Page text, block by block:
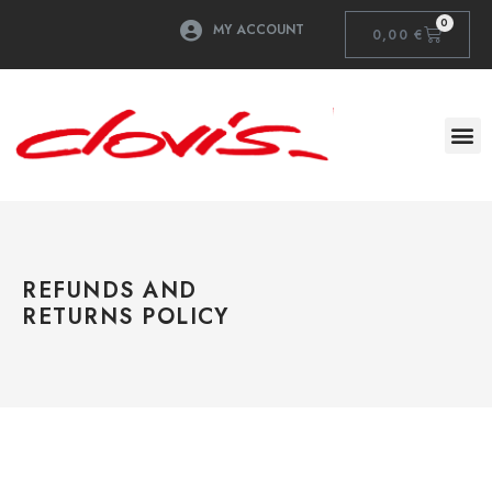
MY ACCOUNT 0,00€
0
REFUNDS AND
RETURNS POLICY